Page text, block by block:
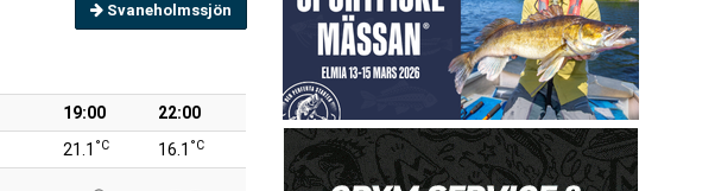
Svaneholmssjön
19:00
22:00
21.1 °C 16.1 °C